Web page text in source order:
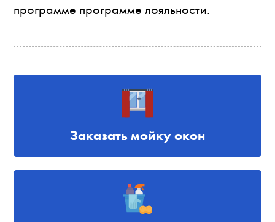
программе программе лояльности.
Заказать мойку окон